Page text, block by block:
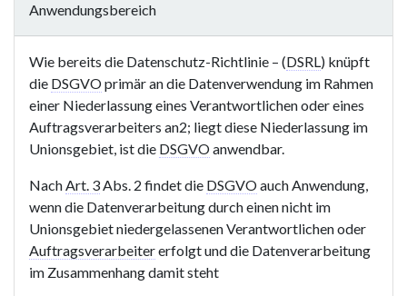
Anwendungsbereich
Wie bereits die Datenschutz-Richtlinie – (DSRL) knüpft
die DSGVOprimär an die Datenverwendung im Rahmen
einer Niederlassung eines Verantwortlichen oder eines
Auftragsverarbeiters an2; liegt diese Niederlassung im
Unionsgebiet, ist die DSGVOanwendbar.
NachArt. 3Abs. 2 findet die DSGVOauch Anwendung,
wenn die Datenverarbeitung durch einen nicht im
Unionsgebiet niedergelassenen Verantwortlichen oder
Auftragsverarbeitererfolgt und die Datenverarbeitung
im Zusammenhang damit steht